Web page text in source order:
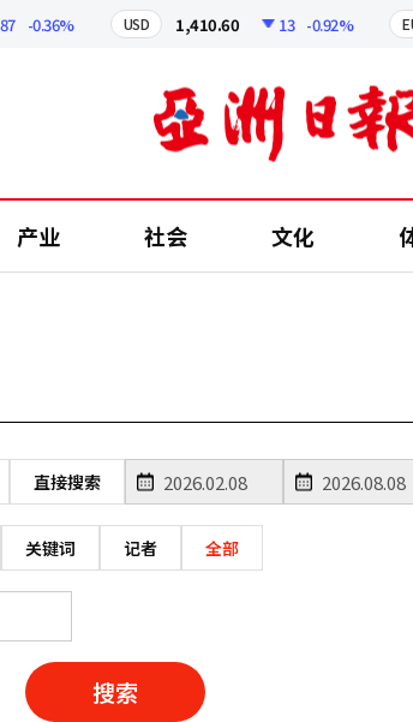
-0.36% USD 1,410.60 13 -0.92% EUR
产业 社会 文化
直接搜索
关键词 记者 全部
搜索